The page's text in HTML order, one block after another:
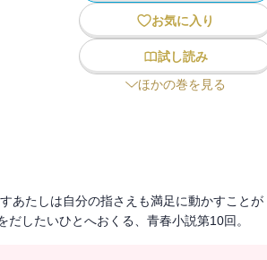
お気に入り
試し読み
ほかの巻を見る
あたしは自分の指さえも満足に動かすことが
したいひとへおくる、青春小説第10回。